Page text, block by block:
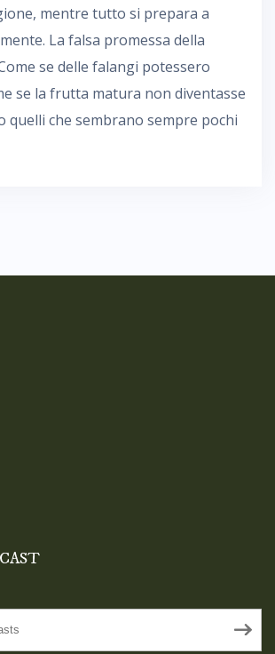
mentre tutto si prepara a
La falsa promessa della
se delle falangi potessero
se la frutta matura non diventasse
quelli che sembrano sempre pochi